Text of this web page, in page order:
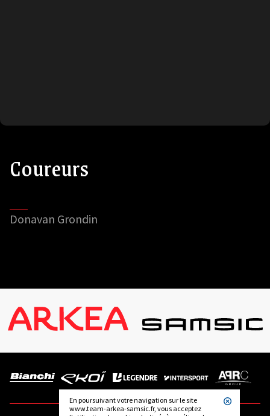
En poursuivant votre navigation sur le site
www.team-arkea-samsic.fr, vous acceptez
Coureurs
Donavan Grondin